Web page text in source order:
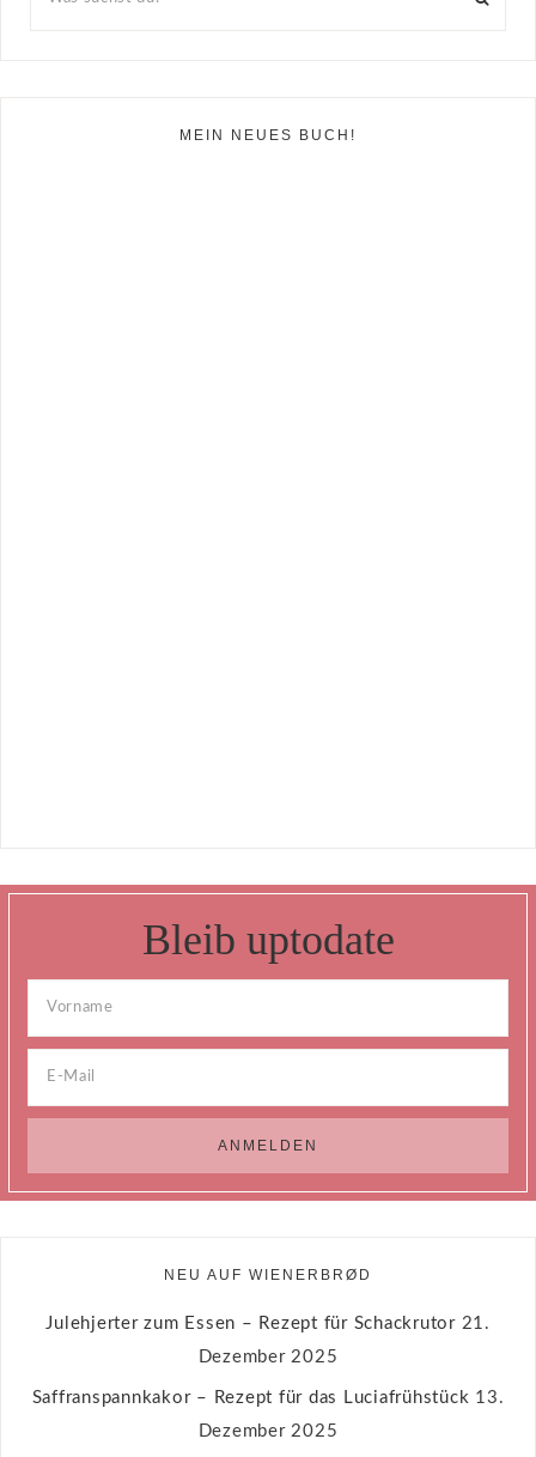
MEIN NEUES BUCH!
Bleib uptodate
NEU AUF WIENERBRØD
Julehjerter zum Essen – Rezept für Schackrutor 21.
Dezember 2025
Saffranspannkakor – Rezept für das Luciafrühstück 13.
Dezember 2025